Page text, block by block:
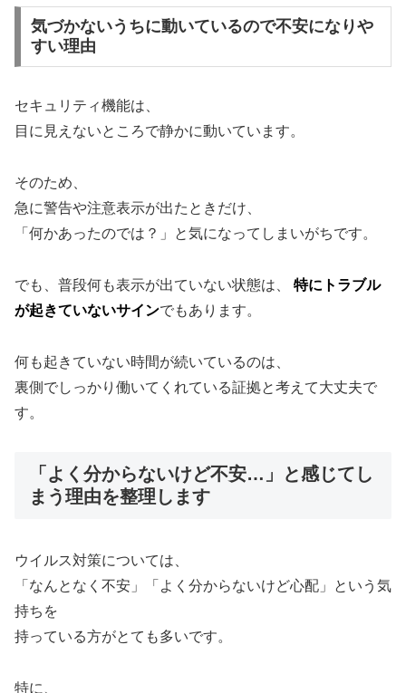
気づかないうちに動いているので不安になりや
すい理由
セキュリティ機能は、
目に見えないところで静かに動いています。
そのため、
急に警告や注意表示が出たときだけ、
「何かあったのでは？」と気になってしまいがちです。
でも、普段何も表示が出ていない状態は、 特にトラブル
が起きていないサインでもあります。
何も起きていない時間が続いているのは、
裏側でしっかり働いてくれている証拠と考えて大丈夫で
す。
「よく分からないけど不安…」と感じてし
まう理由を整理します
ウイルス対策については、
「なんとなく不安」「よく分からないけど心配」という気
持ちを
持っている方がとても多いです。
特に、